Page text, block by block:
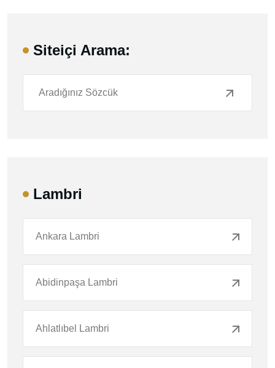
Siteiçi Arama:
Lambri
Ankara Lambri
Abidinpaşa Lambri
Ahlatlıbel Lambri